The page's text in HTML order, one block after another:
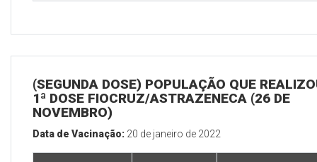
(SEGUNDA DOSE) POPULAÇÃO QUE
1ª DOSE FIOCRUZ/ASTRAZENECA (26 DE
NOVEMBRO)
Data de Vacinação: 20 de janeiro de 2022